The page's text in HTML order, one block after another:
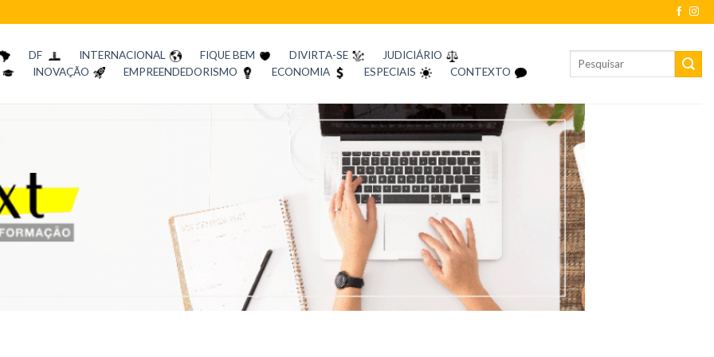
DF INTERNACIONAL FIQUE BEM DIVIRTA-SE
JUDICIÁRIO
INOVAÇÃO EMPREENDEDORISMO ECONOMIA ESPECIAIS CONTEXTO